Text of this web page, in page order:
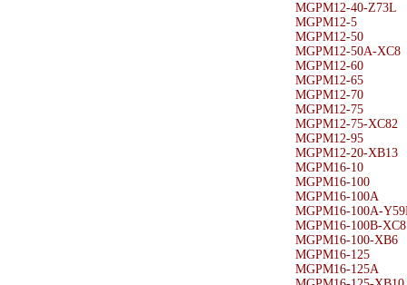
MGPM12-40-Z73L
MGPM12-5
MGPM12-50
MGPM12-50A-XC8
MGPM12-60
MGPM12-65
MGPM12-70
MGPM12-75
MGPM12-75-XC82
MGPM12-95
MGPM12-20-XB13
MGPM16-10
MGPM16-100
MGPM16-100A
MGPM16-100A-
MGPM16-100B-XC8
MGPM16-100-XB6
MGPM16-125
MGPM16-125A